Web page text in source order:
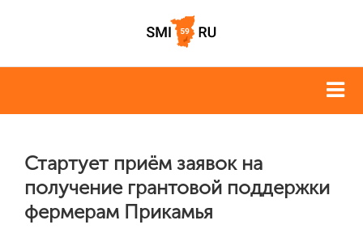
Стартует приём заявок на
получение грантовой поддержки
фермерам Прикамья